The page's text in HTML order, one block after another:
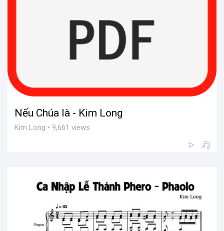
Nếu Chúa là - Kim Long
Kim Long • 9,661 views